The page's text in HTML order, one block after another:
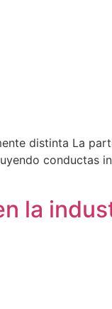
distinta La
conductas
la